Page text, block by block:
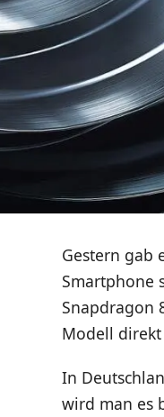
Gestern gab
Smartphone
Snapdragon
Modell
In
wird man es